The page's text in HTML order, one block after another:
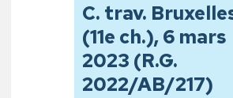
C. trav.
(11e ch.), 6 mars
2023 (R.G.
2022/AB/217)